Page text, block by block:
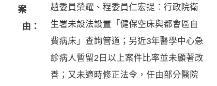
案
由：
趙委員榮耀、程委員仁宏提︰行政院衛
生署未設法設置「健保空床與都會區自
費病床」查詢管道；另近3年醫學中心急
診病人暫留2日以上案件比率並未顯著改
善；又未適時修正法令，任由部分醫院